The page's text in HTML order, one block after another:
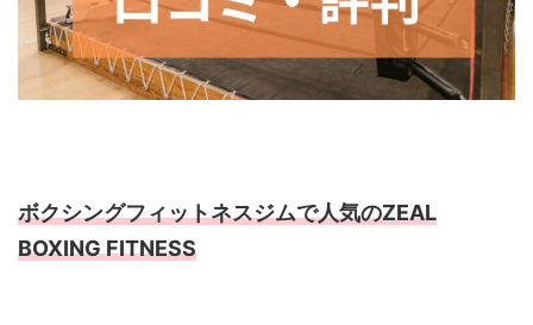
ボクシングフィットネスジムで人気のZEAL
BOXING FITNESS